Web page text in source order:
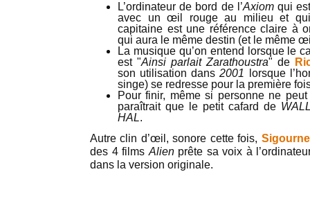
L’ordinateur de bord de l’Axiomqui
avec un œil rouge au milieu et
capitaine est une référence claire à
qui aura le même destin (et le même
La musique qu’on entend lorsque le
est "Ainsi parlait Zarathoustra" de
son utilisation dans2001
lorsque
singe) se redresse pour la première
Pour finir, même si personne ne
paraîtrait que le petit cafard de
HAL.
Autre clin d’œil, sonore cette fois,
des 4 films Alienprête sa voix à
dans la version originale.